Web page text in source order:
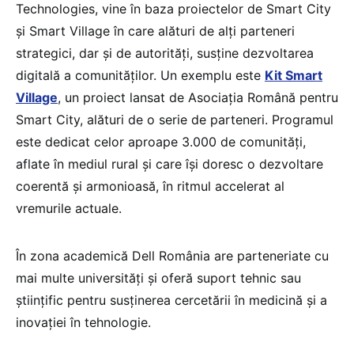
Technologies, vine în baza proiectelor de Smart City
și Smart Village în care alături de alți parteneri
strategici, dar și de autorități, susține dezvoltarea
digitală a comunităților. Un exemplu este Kit Smart
Village, un proiect lansat de Asociaţia Română pentru
Smart City, alături de o serie de parteneri. Programul
este dedicat celor aproape 3.000 de comunităţi,
aflate în mediul rural şi care îşi doresc o dezvoltare
coerentă şi armonioasă, în ritmul accelerat al
vremurile actuale.
În zona academică Dell România are parteneriate cu
mai multe universități și oferă suport tehnic sau
științific pentru susținerea cercetării în medicină și a
inovației în tehnologie.